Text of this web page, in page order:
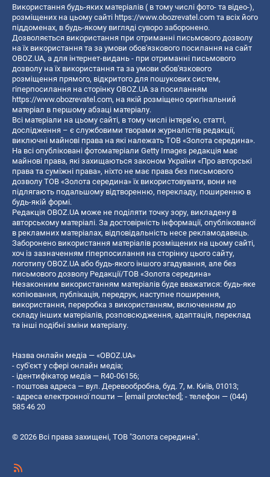
Використання будь-яких матеріалів ( в тому числі фото- та відео-),
розміщених на цьому сайті https://www.obozrevatel.com та всіх його
піддоменах, в будь-якому вигляді суворо заборонено.
Дозволяється використання при отриманні письмового дозволу
на їх використання та за умови обов'язкового посилання на сайт
OBOZ.UA, а для інтернет-видань - при отриманні письмового
дозволу на їх використання та за умови обов'язкового
розміщення прямого, відкритого для пошукових систем,
гіперпосилання на сторінку OBOZ.UA за посиланням
https://www.obozrevatel.com, на якій розміщено оригінальний
матеріал в першому абзаці матеріалу.
Всі матеріали на цьому сайті, в тому числі інтерв’ю, статті,
дослідження – є службовими творами журналістів редакції,
виключні майнові права на які належать ТОВ «Золота середина».
На всі опубліковані фотоматеріали Getty Images редакція має
майнові права, які захищаються законом України «Про авторські
права та суміжні права», ніхто не має права без письмового
дозволу ТОВ «Золота середина» їх використовувати, вони не
підлягають подальшому відтворенню, перекладу, поширенню в
будь-якій формі.
Редакція OBOZ.UA може не поділяти точку зору, викладену в
авторському матеріалі. За достовірність інформації, опублікованої
в рекламних матеріалах, відповідальність несе рекламодавець.
Заборонено використання матеріалів розміщених на цьому сайті,
хоч із зазначенням гіперпосилання на сторінку цього сайту,
логотипу OBOZ.UA або будь-якого іншого згадування, але без
письмового дозволу Редакції/ТОВ «Золота середина»
Незаконним використанням матеріалів буде вважатися: будь-яке
копiювання, публiкацiя, передрук, наступне поширення,
використання, переробка з використанням, включенням до
складу інших матеріалів, розповсюдження, адаптація, переклад
та інші подібні зміни матеріалу.
Назва онлайн медіа — «OBOZ.UA»
- суб'єкт у сфері онлайн медіа;
- ідентифікатор медіа — R40-06156;
- поштова адреса — вул. Деревообробна, буд. 7, м. Київ, 01013;
- адреса електронної пошти — [email protected]; - телефон — (044)
585 46 20
© 2026 Всі права захищені, ТОВ "Золота середина".